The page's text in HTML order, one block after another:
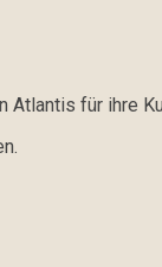
Atlantis für ihre